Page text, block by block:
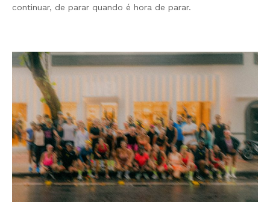
continuar, de parar quando é hora de parar.